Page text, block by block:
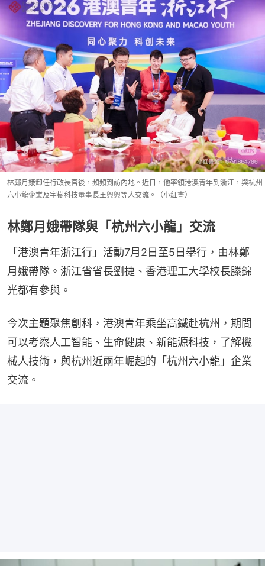
林鄭月娥卸任行政長官後，頻頻到訪內地。近日，他率領港澳青年到浙江，與杭州
六小龍企業及宇樹科技董事長王興興等人交流。（小紅書）
林鄭月娥帶隊與「杭州六小龍」交流
「港澳青年浙江行」活動7月2日至5日舉行，由林鄭
月娥帶隊。浙江省省長劉捷、香港理工大學校長滕錦
光都有參與。
今次主題聚焦創科，港澳青年乘坐高鐵赴杭州，期間
可以考察人工智能、生命健康、新能源科技，了解機
械人技術，與杭州近兩年崛起的「杭州六小龍」企業
交流。